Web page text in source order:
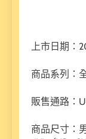
上市日期：
商品系列：
販售通路：
商品尺寸：